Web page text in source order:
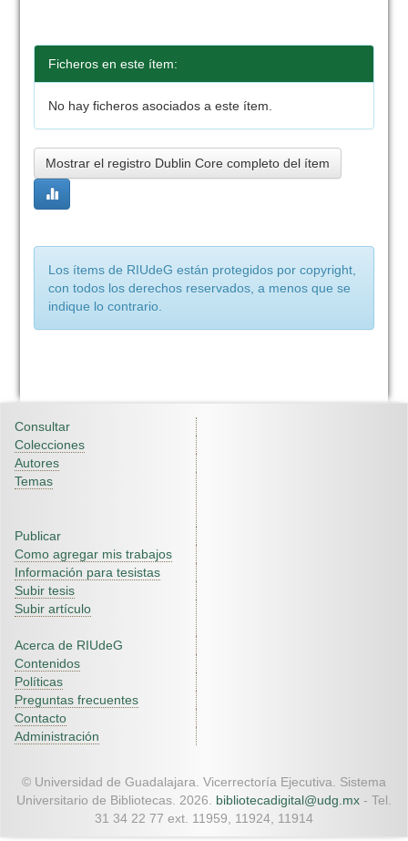
Ficheros en este ítem:
No hay ficheros asociados a este ítem.
Mostrar el registro Dublin Core completo del ítem
Los ítems de RIUdeG están protegidos por copyright,
con todos los derechos reservados, a menos que se
indique lo contrario.
Consultar
Colecciones
Autores
Temas
Publicar
Como agregar mis trabajos
Información para tesistas
Subir tesis
Subir artículo
Acerca de RIUdeG
Contenidos
Políticas
Preguntas frecuentes
Contacto
Administración
© Universidad de Guadalajara. Vicerrectoría Ejecutiva. Sistema
Universitario de Bibliotecas. 2026. bibliotecadigital@udg.mx - Tel.
31 34 22 77 ext. 11959, 11924, 11914